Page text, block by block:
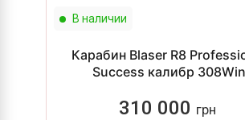
В наличии
Карабин Blaser R8
Success калибр 308Win
310 000 грн